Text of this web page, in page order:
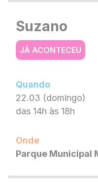
Suzano
JÁ ACONTECEU
Quando
22.03 (domingo)
das 14h às 18h
Onde
Parque Municipal